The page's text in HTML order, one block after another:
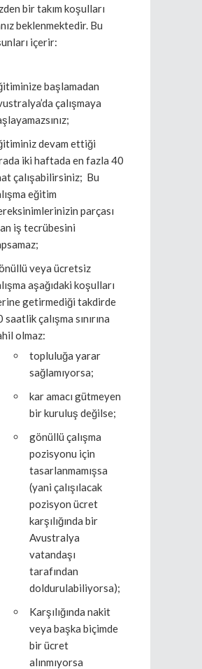
bir takım koşulları
beklenmektedir. Bu
içerir:
başlamadan
çalışmaya
devam ettiği
iki haftada en fazla 40
çalışabilirsiniz; Bu
eğitim
parçası
iş tecrübesini
veya ücretsiz
aşağıdaki koşulları
getirmediği takdirde
saatlik çalışma sınırına
olmaz:
topluluğa yarar
sağlamıyorsa;
kar amacı gütmeyen
bir kuruluş değilse;
gönüllü çalışma
pozisyonu için
tasarlanmamışsa
(yani çalışılacak
pozisyon ücret
karşılığında bir
Avustralya
vatandaşı
tarafından
doldurulabiliyorsa);
Karşılığında nakit
veya başka biçimde
bir ücret
alınmıyorsa